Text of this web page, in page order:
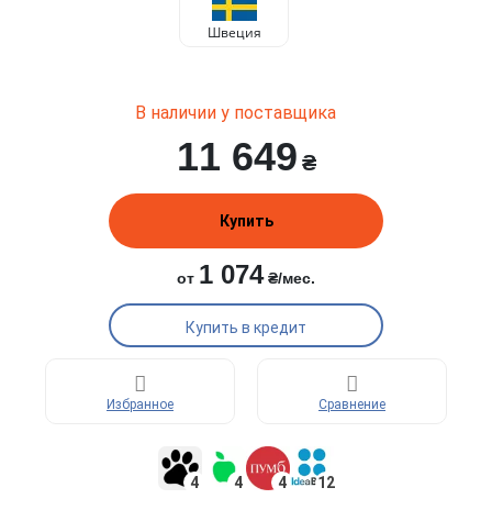
Швеция
В наличии у поставщика
11 649₴
Купить
от 1 074 ₴/мес.
Купить в кредит
Избранное Сравнение
4 4 4 12